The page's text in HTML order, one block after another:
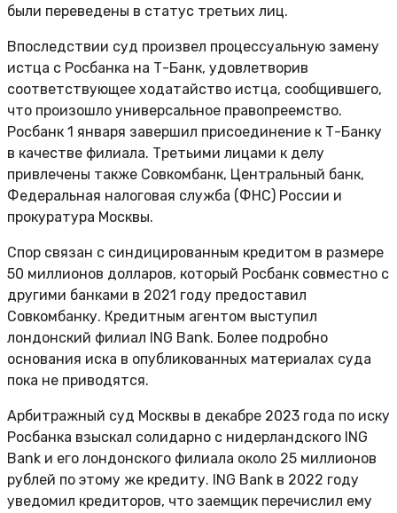
были переведены в статус третьих лиц.
Впоследствии суд произвел процессуальную замену
истца с Росбанка на Т-Банк, удовлетворив
соответствующее ходатайство истца, сообщившего,
что произошло универсальное правопреемство.
Росбанк 1 января завершил присоединение к Т-Банку
в качестве филиала. Третьими лицами к делу
привлечены также Совкомбанк, Центральный банк,
Федеральная налоговая служба (ФНС) России и
прокуратура Москвы.
Спор связан с синдицированным кредитом в размере
50 миллионов долларов, который Росбанк совместно с
другими банками в 2021 году предоставил
Совкомбанку. Кредитным агентом выступил
лондонский филиал ING Bank. Более подробно
основания иска в опубликованных материалах суда
пока не приводятся.
Арбитражный суд Москвы в декабре 2023 года по иску
Росбанка взыскал солидарно с нидерландского ING
Bank и его лондонского филиала около 25 миллионов
рублей по этому же кредиту. ING Bank в 2022 году
уведомил кредиторов, что заемщик перечислил ему